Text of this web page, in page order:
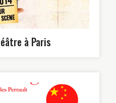
à Paris